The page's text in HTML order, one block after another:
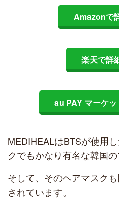
Amazonで
楽天で詳
au PAY マーケ
MEDIHEALはBTSが使用
クでもかなり有名な韓国の
そして、そのヘアマスク
されています。